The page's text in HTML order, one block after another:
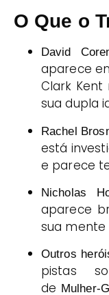
O Que o
David
aparece
Clark
sua dupla
Rachel
está
e parece
Nicholas
aparece
sua mente
Outros
pistas
de Mulher-